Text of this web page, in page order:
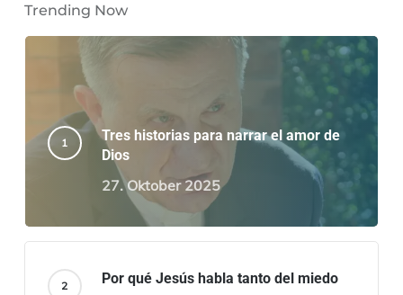
Trending Now
Tres historias para narrar el amor de
Dios
27. Oktober 2025
Por qué Jesús habla tanto del miedo